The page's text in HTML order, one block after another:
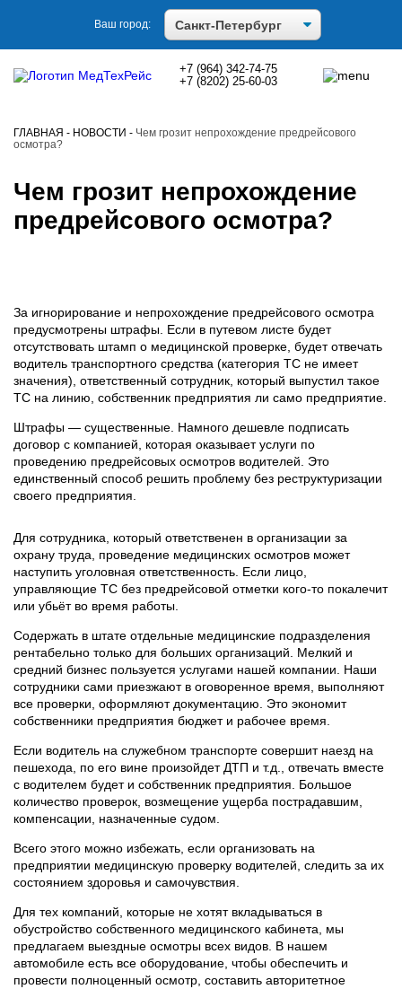
Ваш город:
+7 (964) 342-74-75
+7 (8202) 25-60-03
ГЛАВНАЯ - НОВОСТИ - Чем грозит непрохождение предрейсового
осмотра?
Чем грозит непрохождение
предрейсового осмотра?
За игнорирование и непрохождение предрейсового осмотра
предусмотрены штрафы. Если в путевом листе будет
отсутствовать штамп о медицинской проверке, будет отвечать
водитель транспортного средства (категория ТС не имеет
значения), ответственный сотрудник, который выпустил такое
ТС на линию, собственник предприятия ли само предприятие.
Штрафы — существенные. Намного дешевле подписать
договор с компанией, которая оказывает услуги по
проведению предрейсовых осмотров водителей. Это
единственный способ решить проблему без реструктуризации
своего предприятия.
Для сотрудника, который ответственен в организации за
охрану труда, проведение медицинских осмотров может
наступить уголовная ответственность. Если лицо,
управляющие ТС без предрейсовой отметки кого-то покалечит
или убьёт во время работы.
Содержать в штате отдельные медицинские подразделения
рентабельно только для больших организаций. Мелкий и
средний бизнес пользуется услугами нашей компании. Наши
сотрудники сами приезжают в оговоренное время, выполняют
все проверки, оформляют документацию. Это экономит
собственники предприятия бюджет и рабочее время.
Если водитель на служебном транспорте совершит наезд на
пешехода, по его вине произойдет ДТП и т.д., отвечать вместе
с водителем будет и собственник предприятия. Большое
количество проверок, возмещение ущерба пострадавшим,
компенсации, назначенные судом.
Всего этого можно избежать, если организовать на
предприятии медицинскую проверку водителей, следить за их
состоянием здоровья и самочувствия.
Для тех компаний, которые не хотят вкладываться в
обустройство собственного медицинского кабинета, мы
предлагаем выездные осмотры всех видов. В нашем
автомобиле есть все оборудование, чтобы обеспечить и
провести полноценный осмотр, составить авторитетное